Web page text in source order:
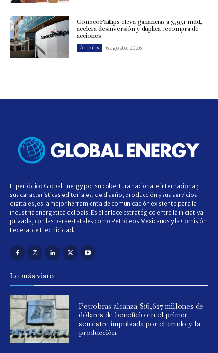
ConocoPhillips eleva ganancias a 3,951 mdd,
acelera desinversión y duplica recompra de
acciones
Artículos 6 agosto, 2026
El periódico Global Energy por su cobertura nacional e internacional;
sus características editoriales, de diseño, producción y sus servicios
digitales, es la mejor herramienta de comunicación existente para la
industria energética del país. Es el enlace estratégico entre la iniciativa
privada, con las paraestatales como Petróleos Mexicanos y la Comisión
Federal de Electricidad.
Lo más visto
Petrobras alcanza $16,627 millones de
dólares de beneficio en el primer
semestre impulsada por el crudo y la
producción